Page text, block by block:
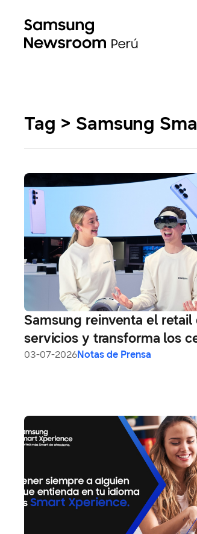
Tag > Samsung
Samsung reinventa el retail
servicios y transforma los
servicio en hubs de
03-07-2026Notas de Prensa